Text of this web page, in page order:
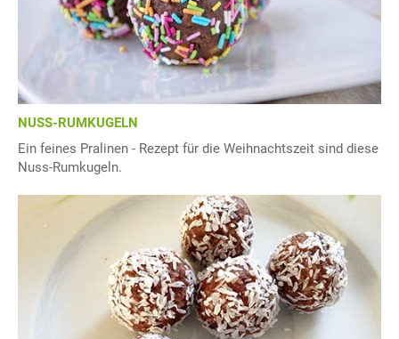
NUSS-RUMKUGELN
Ein feines Pralinen - Rezept für die Weihnachtszeit sind diese
Nuss-Rumkugeln.